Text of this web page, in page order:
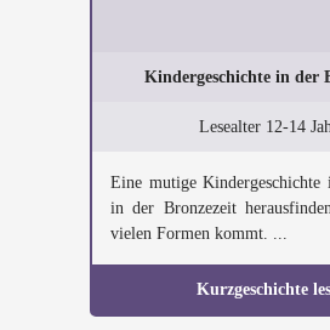
Kindergeschichte in der
Lesealter 12-14
Eine mutige Kindergeschichte
in der Bronzezeit
vielen Formen kommt. ...
Kurzgeschichte